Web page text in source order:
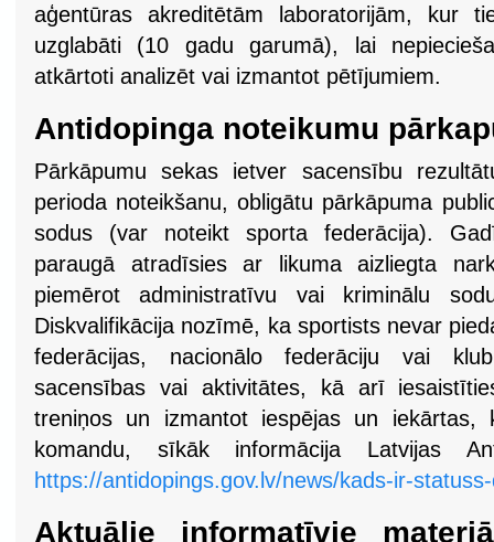
aģentūras akreditētām laboratorijām, kur
uzglabāti (10 gadu garumā), lai
atkārtoti analizēt vai izmantot pētījumiem.
Antidopinga noteikumu
Pārkāpumu sekas ietver sacensību
perioda noteikšanu, obligātu pārkāpuma
sodus (var noteikt sporta federācija).
paraugā atradīsies ar likuma aizliegta
piemērot administratīvu vai kriminālu
Diskvalifikācija nozīmē, ka sportists nevar
federācijas, nacionālo federāciju vai
sacensības vai aktivitātes, kā arī
treniņos un izmantot iespējas un
komandu, sīkāk informācija Latvijas
https://antidopings.gov.lv/news/kads-ir-
Aktuālie informatīvie